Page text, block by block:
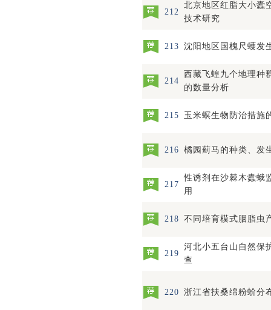
212
北京地区红脂大小蠹
技术研究
213 沈阳地区国槐尺蠖发
214
西藏飞蝗九个地理种
的数量分析
215 玉米螟生物防治措施
216 橘园蓟马的种类、发
217
性诱剂在沙棘木蠹蛾
用
218 不同培育模式胭脂虫
219
河北小五台山自然保
查
220 浙江省扶桑绵粉蚧分